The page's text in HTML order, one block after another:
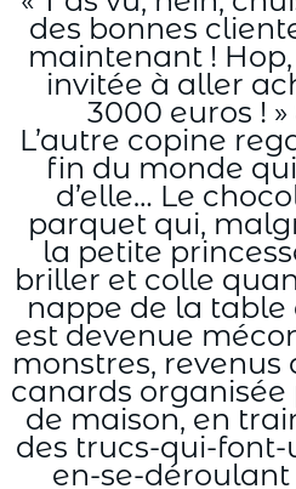
des bonnes
maintenant !
invitée à aller
3000 euros !
L’autre copine
fin du monde
d’elle… Le
parquet qui,
la petite
briller et colle
nappe de la
est devenue
monstres, revenus
canards
de maison, en
des trucs-qui-font-
en-se-